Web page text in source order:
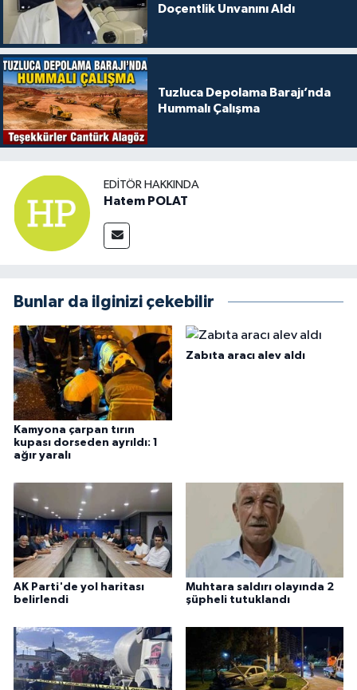
Doçentlik Unvanını Aldı
Tuzluca Depolama Barajı’nda
Hummalı Çalışma
EDITÖR HAKKINDA
Hatem POLAT
Bunlar da ilginizi çekebilir
Kamyona çarpan tırın
kupası dorseden ayrıldı: 1
ağır yaralı
Zabıta aracı alev aldı
AK Parti'de yol haritası
belirlendi
Muhtara saldırı olayında 2
şüpheli tutuklandı